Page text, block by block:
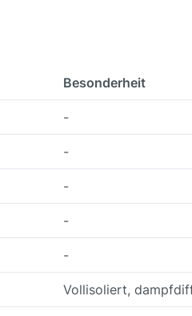
Besonderheit
-
-
-
-
-
Vollisoliert,